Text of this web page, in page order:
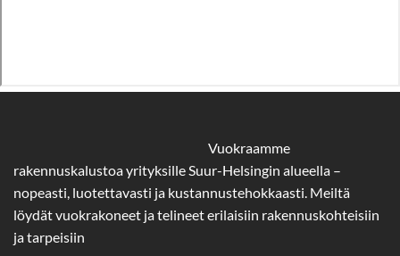
Vuokraamme
rakennuskalustoa yrityksille Suur-Helsingin alueella –
nopeasti, luotettavasti ja kustannustehokkaasti. Meiltä
löydät vuokrakoneet ja telineet erilaisiin rakennuskohteisiin
ja tarpeisiin